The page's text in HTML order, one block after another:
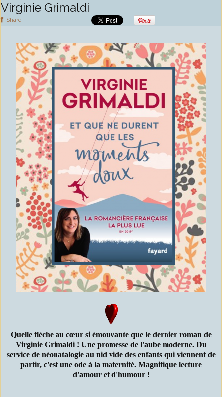
Virginie Grimaldi
Share
Quelle flèche au cœur si émouvante que le dernier roman de
Virginie Grimaldi ! Une promesse de l'aube moderne. Du
service de néonatalogie au nid vide des enfants qui viennent de
partir, c'est une ode à la maternité. Magnifique lecture
d'amour et d'humour !